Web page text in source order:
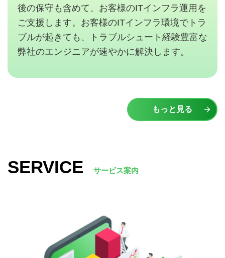
後の保守も含めて、お客様のITインフラ運用を
ご支援します。お客様のITインフラ環境でトラ
ブルが起きても、トラブルシュート経験豊富な
弊社のエンジニアが速やかに解決します。
もっと見る
SERVICE サービス案内